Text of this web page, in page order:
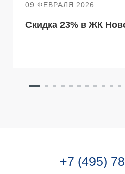
09 ФЕВРАЛЯ 2026
Скидка 23% в ЖК
+7 (495)